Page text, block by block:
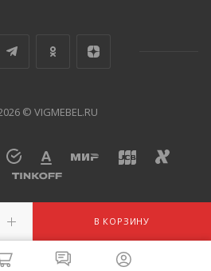
В КОРЗИНУ
© VIGMEBEL.RU